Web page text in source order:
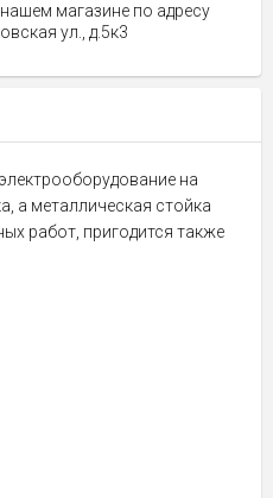
магазине по адресу
ул., д.5к3
на
а металлическая стойка
работ, пригодится также